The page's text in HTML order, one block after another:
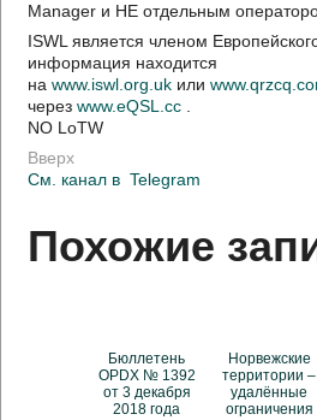
Manager и НЕ отдельным
ISWL является членом
информация находится
наwww.iswl.org.uk или
черезwww.eQSL.cc
NO LoTW
Вверх
См. канал в Telegram
Похожие
Бюллетень
OPDX № 1392
от 3 декабря
2018 года
Норвежские
территории –
удалённые
ограничения